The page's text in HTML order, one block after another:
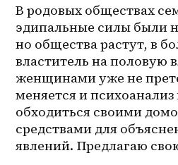
В родовых обществах
эдипальные силы были
но общества растут, в
властитель на половую
женщинами уже не
меняется и
обходиться своими
средствами для
явлений. Предлагаю